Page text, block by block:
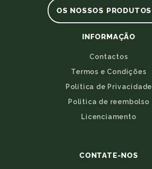
OS NOSSOS PRODUTOS
INFORMAÇÃO
Contactos
Termos e Condições
Política de Privacidade
Politica de reembolso
Licenciamento
CONTATE-NOS